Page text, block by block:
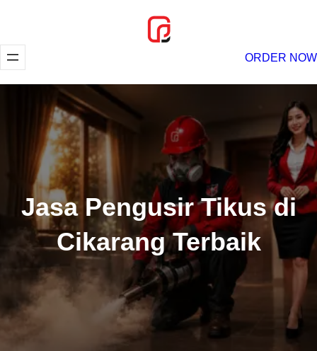
konten
ORDER NOW
Jasa Pengusir Tikus di
Cikarang Terbaik